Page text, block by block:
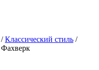
/Классический стиль /
Фахверк